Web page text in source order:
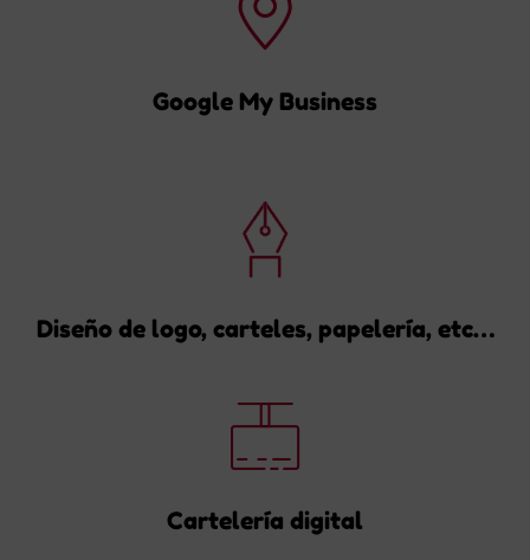
Google My Business
Diseño de logo, carteles, papelería, etc…
Cartelería digital